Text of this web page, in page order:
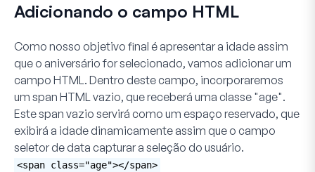
Adicionando o campo HTML
Como nosso objetivo final é apresentar a idade assim
que o aniversário for selecionado, vamos adicionar um
campo HTML. Dentro deste campo, incorporaremos
um span HTML vazio, que receberá uma classe "age".
Este span vazio servirá como um espaço reservado, que
exibirá a idade dinamicamente assim que o campo
seletor de data capturar a seleção do usuário.
<span class="age"></span>